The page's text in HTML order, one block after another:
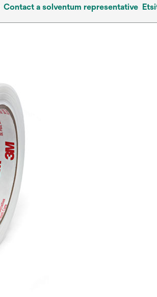
Contact a solventum representative